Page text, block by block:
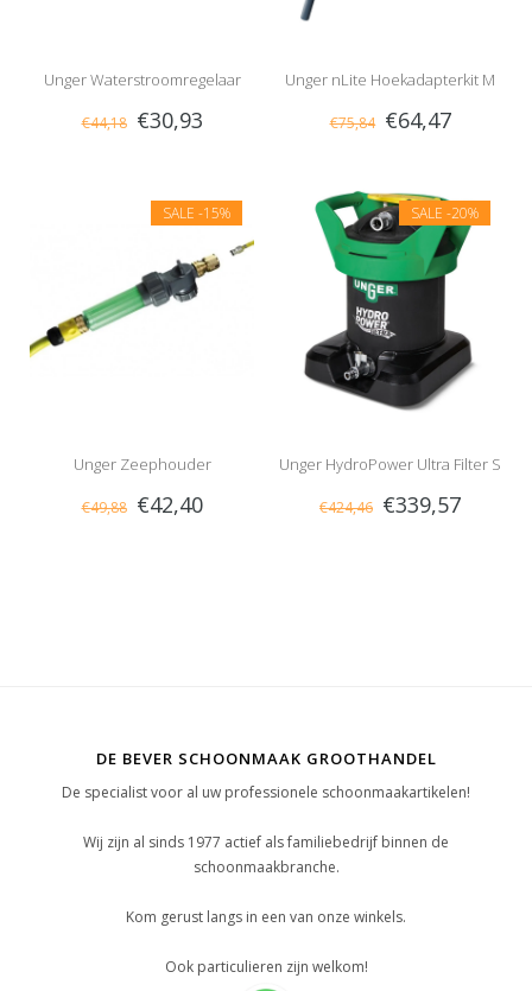
Unger Waterstroomregelaar
€44,18 €30,93
Unger nLite Hoekadapterkit M
€75,84 €64,47
SALE -15%
Unger Zeephouder
€49,88 €42,40
SALE -20%
Unger HydroPower Ultra Filter S
€424,46 €339,57
DE BEVER SCHOONMAAK GROOTHANDEL
De specialist voor al uw professionele schoonmaakartikelen!
Wij zijn al sinds 1977 actief als familiebedrijf binnen de
schoonmaakbranche.
Kom gerust langs in een van onze winkels.
Ook particulieren zijn welkom!